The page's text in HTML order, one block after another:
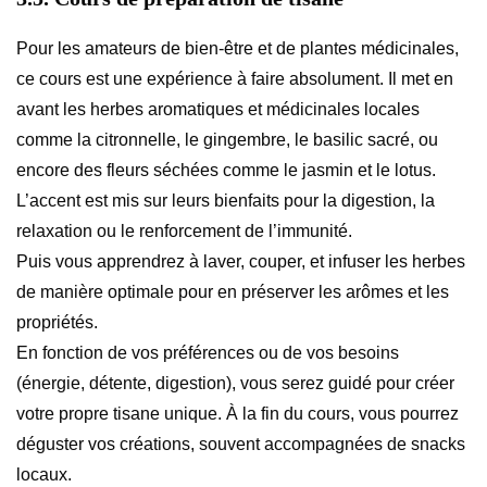
Pour les amateurs de bien-être et de plantes médicinales,
ce cours est une expérience à faire absolument. Il met en
avant les herbes aromatiques et médicinales locales
comme la citronnelle, le gingembre, le basilic sacré, ou
encore des fleurs séchées comme le jasmin et le lotus.
L’accent est mis sur leurs bienfaits pour la digestion, la
relaxation ou le renforcement de l’immunité.
Puis vous apprendrez à laver, couper, et infuser les herbes
de manière optimale pour en préserver les arômes et les
propriétés.
En fonction de vos préférences ou de vos besoins
(énergie, détente, digestion), vous serez guidé pour créer
votre propre tisane unique. À la fin du cours, vous pourrez
déguster vos créations, souvent accompagnées de snacks
locaux.